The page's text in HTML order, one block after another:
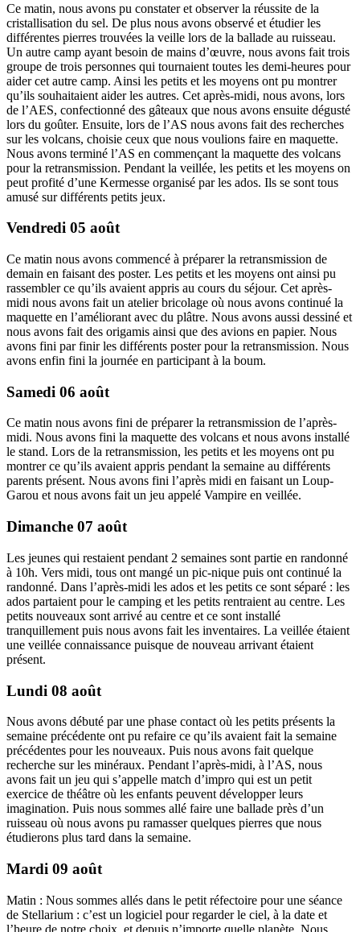
Ce matin, nous avons pu constater et observer la réussite de la
cristallisation du sel. De plus nous avons observé et étudier les
différentes pierres trouvées la veille lors de la ballade au ruisseau.
Un autre camp ayant besoin de mains d’œuvre, nous avons fait trois
groupe de trois personnes qui tournaient toutes les demi-heures pour
aider cet autre camp. Ainsi les petits et les moyens ont pu montrer
qu’ils souhaitaient aider les autres. Cet après-midi, nous avons, lors
de l’AES, confectionné des gâteaux que nous avons ensuite dégusté
lors du goûter. Ensuite, lors de l’AS nous avons fait des recherches
sur les volcans, choisie ceux que nous voulions faire en maquette.
Nous avons terminé l’AS en commençant la maquette des volcans
pour la retransmission. Pendant la veillée, les petits et les moyens on
peut profité d’une Kermesse organisé par les ados. Ils se sont tous
amusé sur différents petits jeux.
Vendredi 05 août
Ce matin nous avons commencé à préparer la retransmission de
demain en faisant des poster. Les petits et les moyens ont ainsi pu
rassembler ce qu’ils avaient appris au cours du séjour. Cet après-
midi nous avons fait un atelier bricolage où nous avons continué la
maquette en l’améliorant avec du plâtre. Nous avons aussi dessiné et
nous avons fait des origamis ainsi que des avions en papier. Nous
avons fini par finir les différents poster pour la retransmission. Nous
avons enfin fini la journée en participant à la boum.
Samedi 06 août
Ce matin nous avons fini de préparer la retransmission de l’après-
midi. Nous avons fini la maquette des volcans et nous avons installé
le stand. Lors de la retransmission, les petits et les moyens ont pu
montrer ce qu’ils avaient appris pendant la semaine au différents
parents présent. Nous avons fini l’après midi en faisant un Loup-
Garou et nous avons fait un jeu appelé Vampire en veillée.
Dimanche 07 août
Les jeunes qui restaient pendant 2 semaines sont partie en randonné
à 10h. Vers midi, tous ont mangé un pic-nique puis ont continué la
randonné. Dans l’après-midi les ados et les petits ce sont séparé : les
ados partaient pour le camping et les petits rentraient au centre. Les
petits nouveaux sont arrivé au centre et ce sont installé
tranquillement puis nous avons fait les inventaires. La veillée étaient
une veillée connaissance puisque de nouveau arrivant étaient
présent.
Lundi 08 août
Nous avons débuté par une phase contact où les petits présents la
semaine précédente ont pu refaire ce qu’ils avaient fait la semaine
précédentes pour les nouveaux. Puis nous avons fait quelque
recherche sur les minéraux. Pendant l’après-midi, à l’AS, nous
avons fait un jeu qui s’appelle match d’impro qui est un petit
exercice de théâtre où les enfants peuvent développer leurs
imagination. Puis nous sommes allé faire une ballade près d’un
ruisseau où nous avons pu ramasser quelques pierres que nous
étudierons plus tard dans la semaine.
Mardi 09 août
Matin : Nous sommes allés dans le petit réfectoire pour une séance
de Stellarium : c’est un logiciel pour regarder le ciel, à la date et
l’heure de notre choix, et depuis n’importe quelle planète. Nous